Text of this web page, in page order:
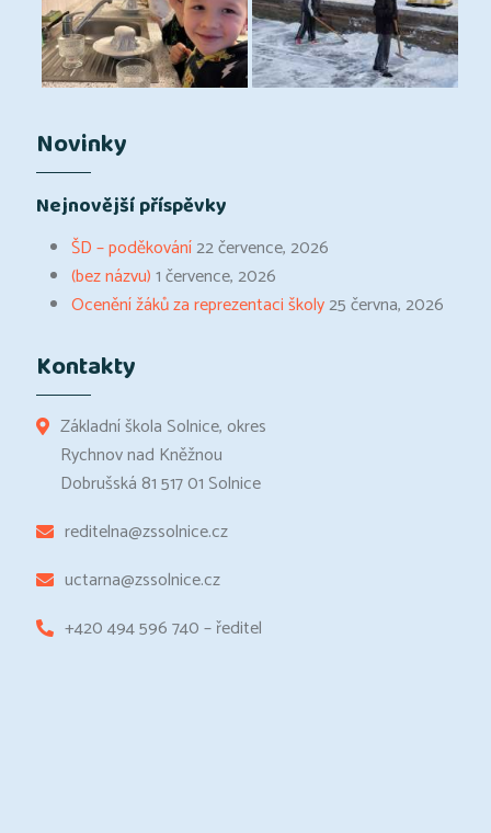
Novinky
Nejnovější příspěvky
ŠD – poděkování22 července, 2026
(bez názvu)1 července, 2026
Ocenění žáků za reprezentaci školy25 června, 2026
Kontakty
Základní škola Solnice, okres
Rychnov nad Kněžnou
Dobrušská 81 517 01 Solnice
reditelna@zssolnice.cz
uctarna@zssolnice.cz
+420 494 596 740 – ředitel